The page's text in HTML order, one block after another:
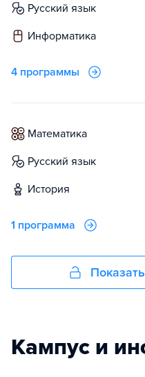
русский язык
информатика
4 программы
математика
русский язык
история
1 программа
Кампус и